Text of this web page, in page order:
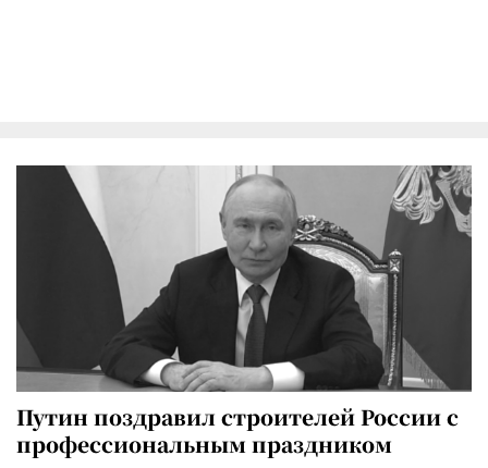
Путин поздравил строителей России с
профессиональным праздником